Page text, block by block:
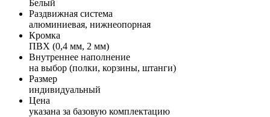
Белый
Раздвижная система
алюминиевая, нижнеопорная
Кромка
ПВХ (0,4 мм, 2 мм)
Внутреннее наполнение
на выбор (полки, корзины, штанги)
Размер
индивидуальный
Цена
указана за базовую комплектацию